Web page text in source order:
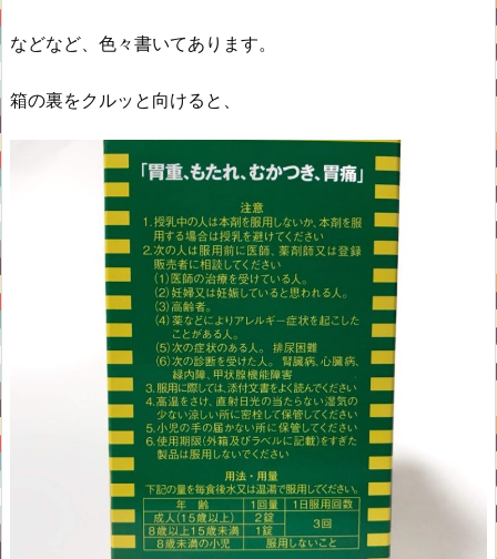
などなど、色々書いてあります。
箱の裏をクルッと向けると、